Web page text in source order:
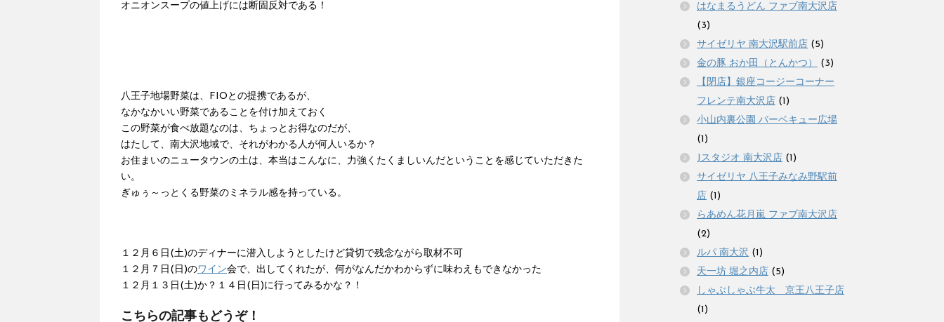
オニオンスープの値上げには断固反対である！
八王子地場野菜は、FIOとの提携であるが、
なかなかいい野菜であることを付け加えておく
この野菜が食べ放題なのは、ちょっとお得なのだが、
はたして、南大沢地域で、それがわかる人が何人いるか？
お住まいのニュータウンの土は、本当はこんなに、力強くたくましいんだということを感じていただきた
い。
ぎゅぅ～っとくる野菜のミネラル感を持っている。
１２月６日(土)のディナーに潜入しようとしたけど貸切で残念ながら取材不可
１２月７日(日)のワイン会で、出してくれたが、何がなんだかわからずに味わえもできなかった
１２月１３日(土)か？１４日(日)に行ってみるかな？！
こちらの記事もどうぞ！
はなまるうどん ファブ南大沢店
(3)
サイゼリヤ 南大沢駅前店 (5)
金の豚 おか田（とんかつ）
(3)
【閉店】銀座コージーコーナー
フレンテ南大沢店 (1)
小山内裏公園 バーベキュー広場
(1)
Jスタジオ 南大沢店 (1)
サイゼリヤ 八王子みなみ野駅前
店 (1)
らあめん花月嵐 ファブ南大沢店
(2)
ルパ 南大沢 (1)
天一坊 堀之内店 (5)
しゃぶしゃぶ牛太 京王八王子店
(1)